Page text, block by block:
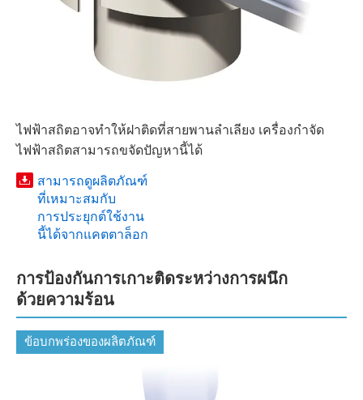
ไฟฟ้าสถิตอาจทำให้ฝาติดที่สายพานลำเลียง เครื่องกำจัด
ไฟฟ้าสถิตสามารถขจัดปัญหานี้ได้
สามารถดูผลิตภัณฑ์
ที่เหมาะสมกับ
การประยุกต์ใช้งาน
นี้ได้จากแคตตาล็อก
การป้องกันการเกาะติดระหว่างการผนึก
ด้วยความร้อน
ข้อบกพร่องของผลิตภัณฑ์